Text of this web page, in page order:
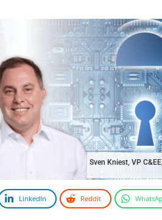
Sven Kniest, VP
LinkedIn Reddit